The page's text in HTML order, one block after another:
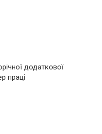
додаткової
праці